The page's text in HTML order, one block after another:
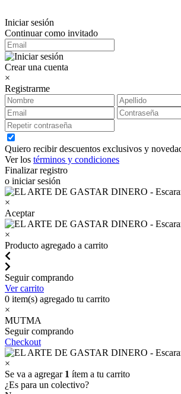
Iniciar sesión
Continuar como invitado
Crear una cuenta
×
Registrarme
Quiero recibir descuentos exclusivos y
Ver los términos y condiciones
Finalizar registro
o iniciar sesión
×
Aceptar
×
Producto agregado a carrito
Seguir comprando
Ver carrito
0 item(s) agregado tu carrito
×
MUTMA
Seguir comprando
Checkout
×
Se va a agregar 1 ítem a tu carrito
¿Es para un colectivo?